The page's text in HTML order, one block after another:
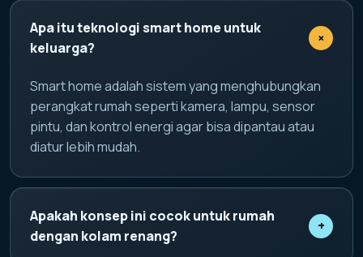
Apa itu teknologi smart home untuk
keluarga?
+
Smart home adalah sistem yang menghubungkan
perangkat rumah seperti kamera, lampu, sensor
pintu, dan kontrol energi agar bisa dipantau atau
diatur lebih mudah.
Apakah konsep ini cocok untuk rumah
dengan kolam renang?
+